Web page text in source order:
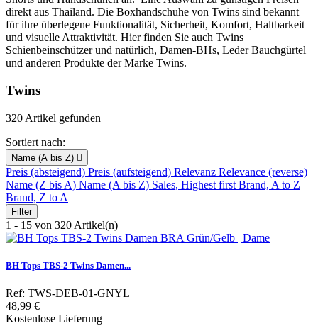
direkt aus Thailand. Die Boxhandschuhe von Twins sind bekannt
für ihre überlegene Funktionalität, Sicherheit, Komfort, Haltbarkeit
und visuelle Attraktivität. Hier finden Sie auch Twins
Schienbeinschützer und natürlich, Damen-BHs, Leder Bauchgürtel
und anderen Produkte der Marke Twins.
Twins
320 Artikel gefunden
Sortiert nach:
Name (A bis Z) 
Preis (absteigend) Preis (aufsteigend) Relevanz Relevance (reverse)
Name (Z bis A) Name (A bis Z) Sales, Highest first Brand, A to Z
Brand, Z to A
Filter
1 - 15 von 320 Artikel(n)
BH Tops TBS-2 Twins Damen...
Ref: TWS-DEB-01-GNYL
Preis
48,99 €
Kostenlose Lieferung